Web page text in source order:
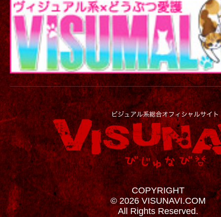
COPYRIGHT
© 2026 VISUNAVI.COM
All Rights Reserved.